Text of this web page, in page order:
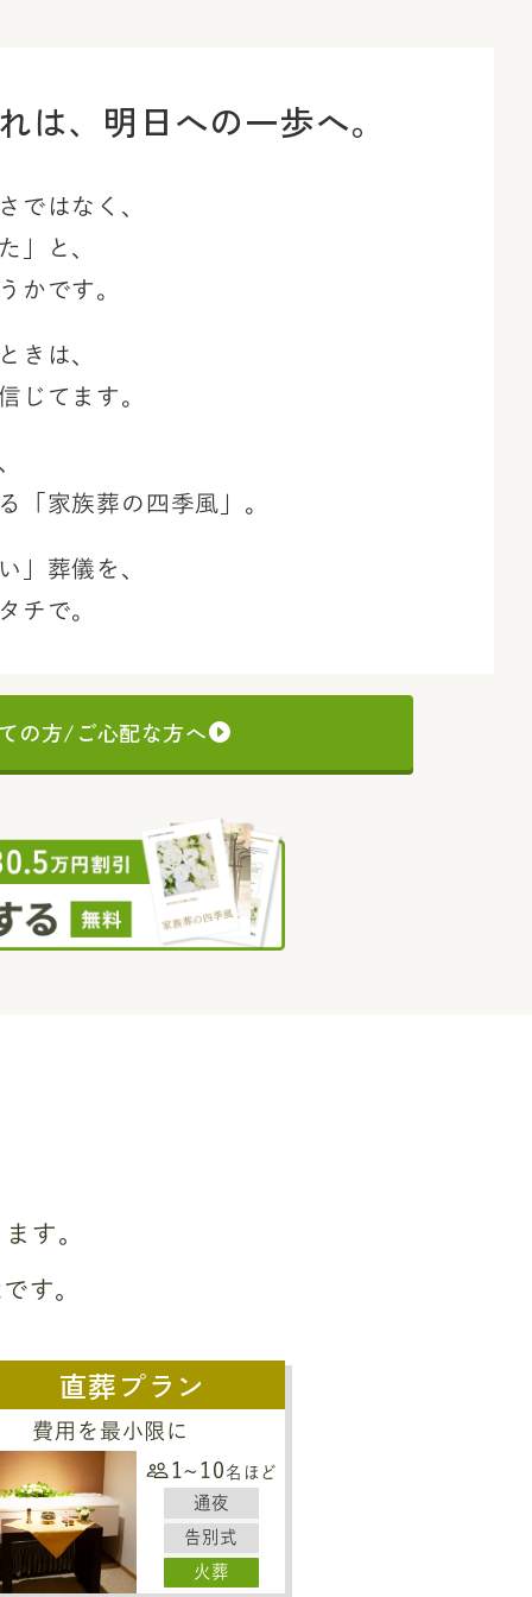
は、 明日への一歩へ。
ではなく、
」と、
かです。
きは、
じてます。
「家族葬の四季風」。
」葬儀を、
チで。
の方/ご心配な方へ
す。
す。
直葬プラン
費用を最小限に
1~10 名ほど
通夜
告別式
火葬